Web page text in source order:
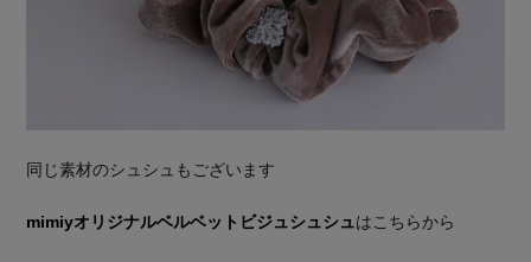
同じ素材のシュシュもございます
mimiyオリジナルベルベットビジュシュシュはこちらから